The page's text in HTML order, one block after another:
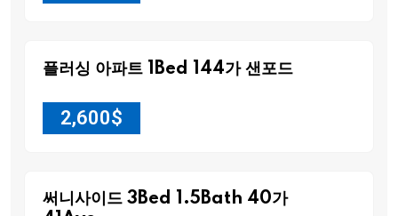
플러싱 아파트 1Bed 144가 샌포드
2,600$
써니사이드 3Bed 1.5Bath 40가